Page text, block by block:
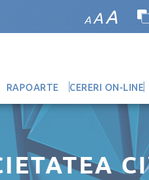
A AA
RAPOARTE CERERI ON-LINE